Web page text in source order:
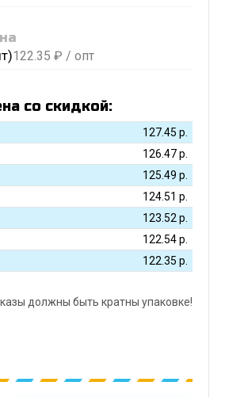
122.35 ₽ / опт
со скидкой:
127.45 р.
126.47р.
125.49 р.
124.51 р.
123.52 р.
122.54р.
122.35 р.
должны быть кратны упаковке!